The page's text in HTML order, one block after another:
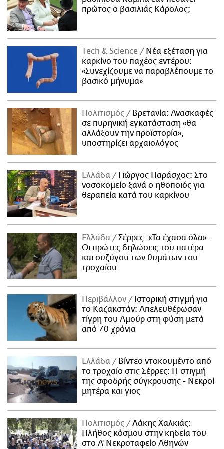
πρώτος ο βασιλιάς Κάρολος;
Τech & Science
Νέα εξέταση για
καρκίνο του παχέος εντέρου:
«Συνεχίζουμε να παραβλέπουμε το
βασικό μήνυμα»
Πολιτισμός
Βρετανία: Ανασκαφές
σε πυρηνική εγκατάσταση «θα
αλλάξουν την προϊστορία»,
υποστηρίζει αρχαιολόγος
Ελλάδα
Γιώργος Παράσχος: Στο
νοσοκομείο ξανά ο ηθοποιός για
θεραπεία κατά του καρκίνου
Ελλάδα
Σέρρες: «Τα έχασα όλα» -
Οι πρώτες δηλώσεις του πατέρα
και συζύγου των θυμάτων του
τροχαίου
Περιβάλλον
Ιστορική στιγμή για
το Καζακστάν: Απελευθέρωσαν
τίγρη του Αμούρ στη φύση μετά
από 70 χρόνια
Ελλάδα
Βίντεο ντοκουμέντο από
το τροχαίο στις Σέρρες: Η στιγμή
της σφοδρής σύγκρουσης - Νεκροί
μητέρα και γιος
Πολιτισμός
Λάκης Χαλκιάς:
Πλήθος κόσμου στην κηδεία του
στο Α' Νεκροταφείο Αθηνών